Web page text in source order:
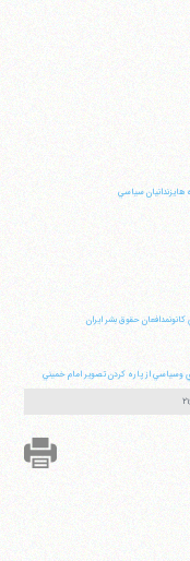
سياسي
حقوق بشر ايران
وسياسي از پاره كردن تصوير امام خميني